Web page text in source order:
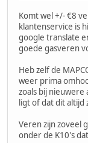
Komt wel +/- €8
klantenservice is
google translate
goede gasveren
Heb zelf de
weer prima
zoals bij
ligt of dat dit altijd
Veren zijn zoveel
onder de K10's